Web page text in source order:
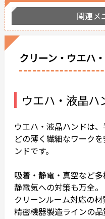
クリーン・ウエハ
ウエハ・液晶ハ
ウエハ・液晶ハンドは
どの薄く繊細なワーク
ンドです。
吸着・静電・真空など
静電気への対策も万全。
クリーンルーム対応の材
精密機器製造ラインの品
関連メ
海外拠点
個人情報の取り扱い
カタログダウンロ
よくある質問
採用情報
お問い合わせ